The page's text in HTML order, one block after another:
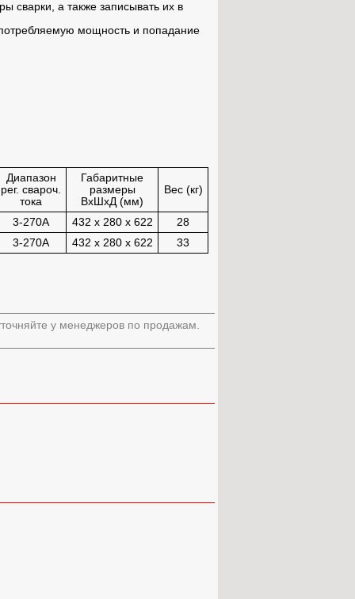
сварки, а также записывать их в
мощность и попадание
Диапазон
рег. свароч.
тока
Габаритные
размеры
ВхШхД (мм)
Вес (кг)
3-270A 432 x 280 x 622
28
3-270A
432 x 280 x 622 33
у менеджеров по продажам.